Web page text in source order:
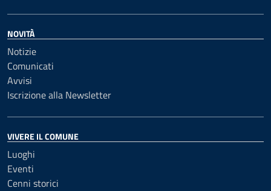
NOVITÀ
Notizie
Comunicati
Avvisi
Iscrizione alla Newsletter
VIVERE IL COMUNE
Luoghi
Eventi
Cenni storici